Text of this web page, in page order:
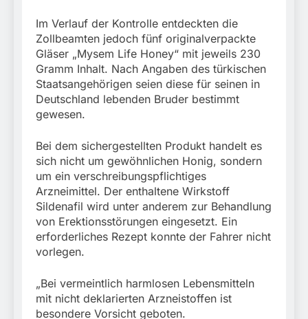
Im Verlauf der Kontrolle entdeckten die
Zollbeamten jedoch fünf originalverpackte
Gläser „Mysem Life Honey“ mit jeweils 230
Gramm Inhalt. Nach Angaben des türkischen
Staatsangehörigen seien diese für seinen in
Deutschland lebenden Bruder bestimmt
gewesen.
Bei dem sichergestellten Produkt handelt es
sich nicht um gewöhnlichen Honig, sondern
um ein verschreibungspflichtiges
Arzneimittel. Der enthaltene Wirkstoff
Sildenafil wird unter anderem zur Behandlung
von Erektionsstörungen eingesetzt. Ein
erforderliches Rezept konnte der Fahrer nicht
vorlegen.
„Bei vermeintlich harmlosen Lebensmitteln
mit nicht deklarierten Arzneistoffen ist
besondere Vorsicht geboten.